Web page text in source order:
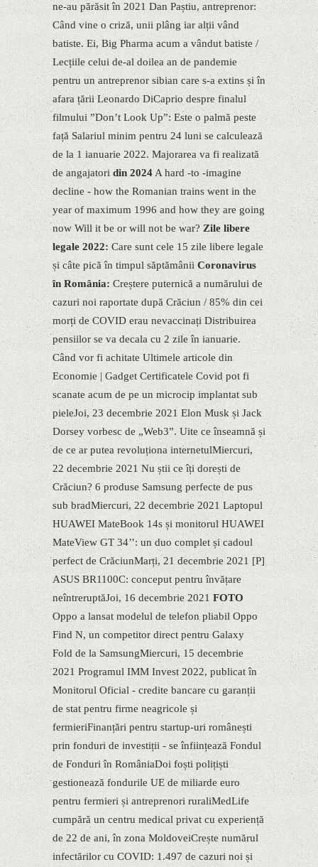
ne-au părăsit în 2021 Dan Paștiu, antreprenor:
Când vine o criză, unii plâng iar alții vând
batiste. Ei, Big Pharma acum a vândut batiste /
Lecțiile celui de-al doilea an de pandemie
pentru un antreprenor sibian care s-a extins și în
afara țării Leonardo DiCaprio despre finalul
filmului ”Donʼt Look Up”: Este o palmă peste
față Salariul minim pentru 24 luni se calculează
de la 1 ianuarie 2022. Majorarea va fi realizată
de angajatoridin 2024A hard -to -imagine
decline - how the Romanian trains went in the
year of maximum 1996 and how they are going
now Will it be or will not be war?Zile libere
legale 2022:Care sunt cele 15 zile libere legale
și câte pică în timpul săptămâniiCoronavirus
în România:Creștere puternică a numărului de
cazuri noi raportate după Crăciun / 85% din cei
morți de COVID erau nevaccinați ​Distribuirea
pensiilor se va decala cu 2 zile în ianuarie.
Când vor fi achitate Ultimele articole din
Economie | Gadget Certificatele Covid pot fi
scanate acum de pe un microcip implantat sub
pieleJoi, 23 decembrie 2021 Elon Musk și Jack
Dorsey vorbesc de „Web3”. Uite ce înseamnă și
de ce ar putea revoluționa internetulMiercuri,
22 decembrie 2021 Nu știi ce îți dorești de
Crăciun? 6 produse Samsung perfecte de pus
sub bradMiercuri, 22 decembrie 2021 Laptopul
HUAWEI MateBook 14s și monitorul HUAWEI
MateView GT 34’’: un duo complet și cadoul
perfect de CrăciunMarți, 21 decembrie 2021 [P]
ASUS BR1100C: conceput pentru învățare
neîntreruptăJoi, 16 decembrie 2021​FOTO
Oppo a lansat modelul de telefon pliabil Oppo
Find N, un competitor direct pentru Galaxy
Fold de la SamsungMiercuri, 15 decembrie
2021 Programul IMM Invest 2022, publicat în
Monitorul Oficial - credite bancare cu garanții
de stat pentru firme neagricole și
fermieriFinanțări pentru startup-uri românești
prin fonduri de investiții - se înființează Fondul
de Fonduri în RomâniaDoi foști polițiști
gestionează fondurile UE de miliarde euro
pentru fermieri și antreprenori ruraliMedLife
cumpără un centru medical privat cu experiență
de 22 de ani, în zona MoldoveiCrește numărul
infectărilor cu COVID: 1.497 de cazuri noi și